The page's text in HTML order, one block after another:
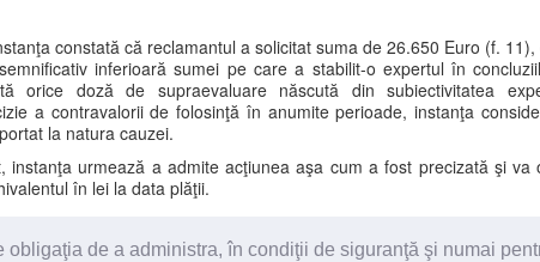
obligaţia de a administra, în condiţii de siguranţă şi numai
constată că reclamantul a solicitat suma de 26.650 Euro (f.
inferioară sumei pe care a stabilit-o expertul în
orice doză de supraevaluare născută din subiectivitatea
a contravalorii de folosinţă în anumite perioade, instanţa
la natura cauzei.
instanţa urmează a admite acţiunea aşa cum a fost precizată şi va
în lei la data plăţii.